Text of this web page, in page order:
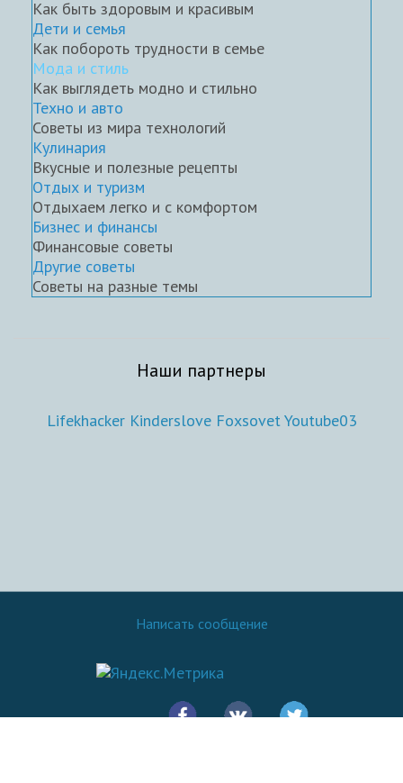
Как быть здоровым и красивым
Дети и семья
Как побороть трудности в семье
Мода и стиль
Как выглядеть модно и стильно
Техно и авто
Советы из мира технологий
Кулинария
Вкусные и полезные рецепты
Отдых и туризм
Отдыхаем легко и с комфортом
Бизнес и финансы
Финансовые советы
Другие советы
Советы на разные темы
Наши партнеры
Lifekhacker Kinderslove Foxsovet Youtube03
Написать сообщение